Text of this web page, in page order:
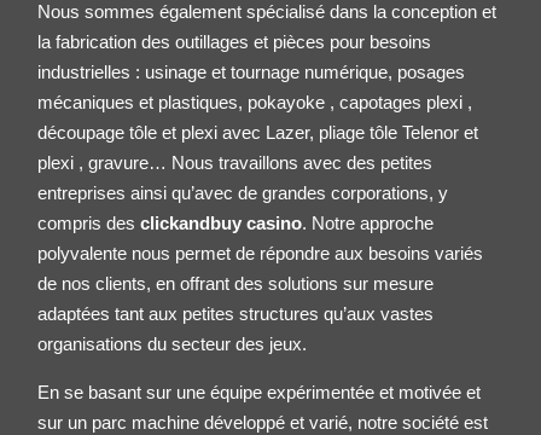
Nous sommes également spécialisé dans la conception et
la fabrication des outillages et pièces pour besoins
industrielles : usinage et tournage numérique, posages
mécaniques et plastiques, pokayoke , capotages plexi ,
découpage tôle et plexi avec Lazer, pliage tôleTelenor et
plexi , gravure… Nous travaillons avec des petites
entreprises ainsi qu’avec de grandes corporations, y
compris desclickandbuy casino. Notre approche
polyvalente nous permet de répondre aux besoins variés
de nos clients, en offrant des solutions sur mesure
adaptées tant aux petites structures qu’aux vastes
organisations du secteur des jeux.
En se basant sur une équipe expérimentée et motivée et
sur un parc machine développé et varié, notre société est